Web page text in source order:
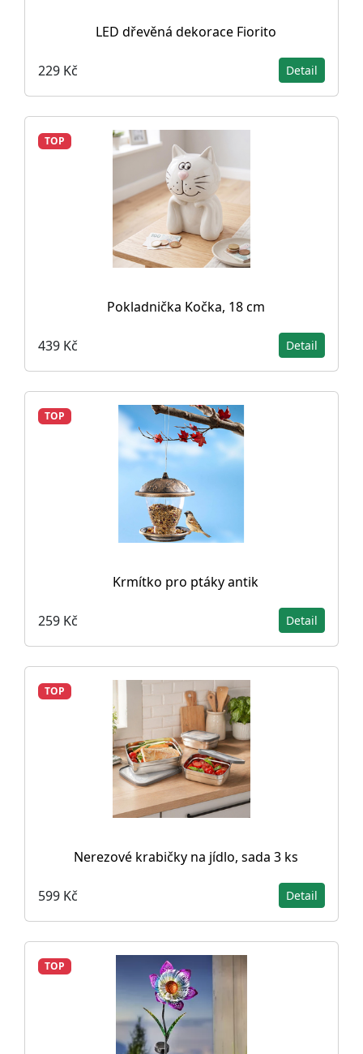
LED dřevěná dekorace Fiorito
229 Kč Detail
TOP
Pokladnička Kočka, 18 cm
439 Kč Detail
TOP
Krmítko pro ptáky antik
259 Kč Detail
TOP
Nerezové krabičky na jídlo, sada 3 ks
599 Kč Detail
TOP